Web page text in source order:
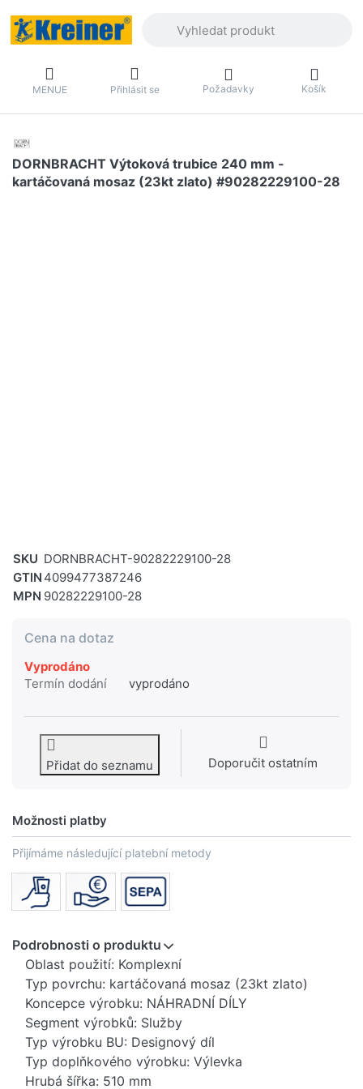
MENUE Přihlásit se Požadavky Košík
DORNBRACHT Výtoková trubice 240 mm -
kartáčovaná mosaz (23kt zlato) #90282229100-28
SKU DORNBRACHT-90282229100-28
GTIN 4099477387246
MPN 90282229100-28
Cena na dotaz
Vyprodáno
Termín dodání
vyprodáno
Přidat do seznamu Doporučit ostatním
Možnosti platby
Přijímáme následující platební metody
Podrobnosti o produktu
Oblast použití: Komplexní
Typ povrchu: kartáčovaná mosaz (23kt zlato)
Koncepce výrobku: NÁHRADNÍ DÍLY
Segment výrobků: Služby
Typ výrobku BU: Designový díl
Typ doplňkového výrobku: Výlevka
Hrubá šířka: 510 mm